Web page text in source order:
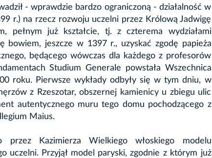
- wprawdzie bardzo ograniczoną - działalność w
r.) na rzecz rozwoju uczelni przez Królową Jadwigę
pełnym już kształcie, tj. z czterema wydziałami
bowiem, jeszcze w 1397 r., uzyskać zgodę papieża
będącego wówczas dla każdego z profesorów
Studium Generale powstała Wszechnica
roku. Pierwsze wykłady odbyły się w tym dniu, w
z Rzeszotar, obszernej kamienicy u zbiegu ulic
autentycznego muru tego domu pochodzącego z
Maius.
przez Kazimierza Wielkiego włoskiego modelu
uczelni. Przyjął model paryski, zgodnie z którym już